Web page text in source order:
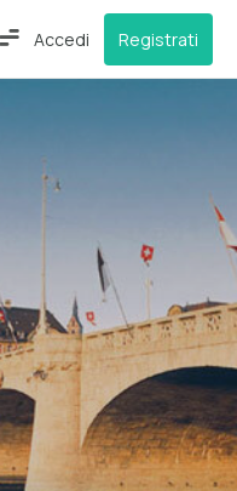
Accedi Registrati